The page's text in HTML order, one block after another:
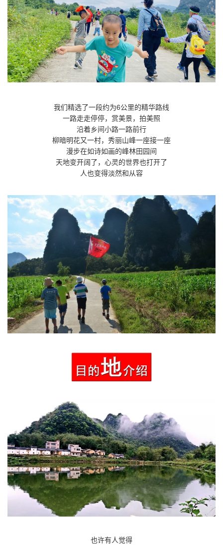
我们精选了一段约为6公里的精华路线
一路走走停停，赏美景，拍美照
沿着乡间小路一路前行
柳暗明花又一村，秀丽山峰一座接一座
漫步在如诗如画的峰林田园间
天地变开阔了，心灵的世界也打开了
人也变得淡然和从容
也许有人觉得